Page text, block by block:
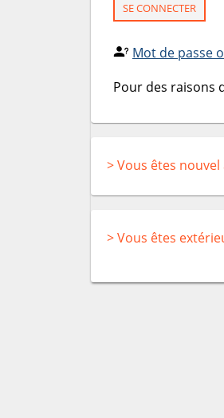
SE CONNECTER
Mot de passe
Pour des raisons
> Vous êtes
> Vous êtes